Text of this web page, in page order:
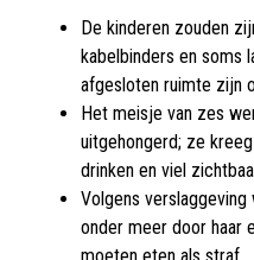
De kinderen zouden
kabelbinders en soms
afgesloten ruimte zijn
Het meisje van zes
uitgehongerd; ze
drinken en viel
Volgens
onder meer door haar